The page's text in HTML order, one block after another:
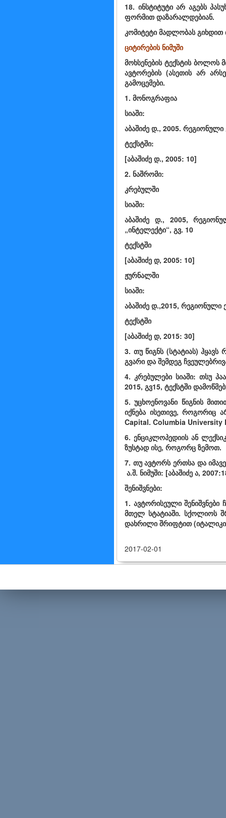
18. ინსტიტუტი არ აგებს
ფორმით დაზარალდებიან.
კომიტეტი მადლობას
ციტირების ნიმუში
მოხსენების ტექსტის ბოლოს
ავტორების (ასეთის არ
გამოცემები.
1. მონოგრაფია
სიაში:
აბაშიძე დ., 2005.
ტექსტში:
[აბაშიძე დ., 2005: 10]
2. ნაშრომი:
კრებულში
სიაში:
აბაშიძე დ., 2005,
„ინტელექტი“, გვ. 10
ტექსტში
[აბაშიძე დ, 2005: 10]
ჟურნალში
სიაში:
აბაშიძე დ.,2015, რეგიონული
ტექსტში
[აბაშიძე დ, 2015: 30]
3. თუ წიგნს (სტატიას)
გვარი და შემდეგ
4. კრებულები სიაში: თსუ
2015, გვ15, ტექსტში
5. უცხოენოვანი წიგნის
იქნება ისეთივე, როგორიც
Capital. Columbia University
6. ენციკლოპედიის ან
ზუსტად ისე, როგორც ზემოთ.
7. თუ ავტორს ერთსა და
ა.შ. ნიმუში: [აბაშიძე ა,
შენიშვნები:
1. ავტორისეული
მთელ სტატიაში. სქოლიოს
დახრილი შრიფტით
2017-02-01